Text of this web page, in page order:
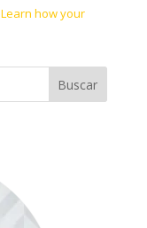
Learn how your